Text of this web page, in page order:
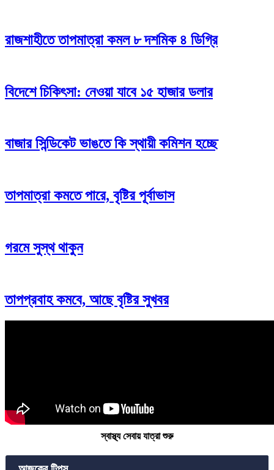
রাজশাহীতে তাপমাত্রা কমল ৮ দশমিক ৪ ডিগ্রি
বিদেশে চিকিৎসা: নেওয়া যাবে ১৫ হাজার ডলার
বাজার সিন্ডিকেট ভাঙতে কি স্থায়ী কমিশন হচ্ছে
তাপমাত্রা কমতে পারে, বৃষ্টির পূর্বাভাস
গরমে সুস্থ থাকুন
তাপপ্রবাহ কমবে, আছে বৃষ্টির সুখবর
স্বাস্থ্য সেবায় যাত্রা শুরু